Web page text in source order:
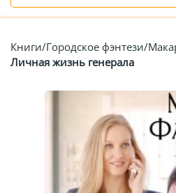
Книги/Городское фэнтези/
Личная жизнь генерала